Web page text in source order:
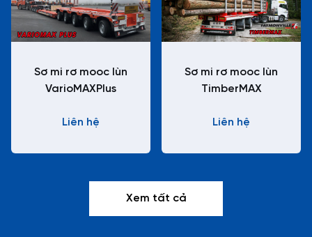
Sơ mi rơ mooc lùn
VarioMAXPlus
Liên hệ
Sơ mi rơ mooc lùn
TimberMAX
Liên hệ
Xem tất cả